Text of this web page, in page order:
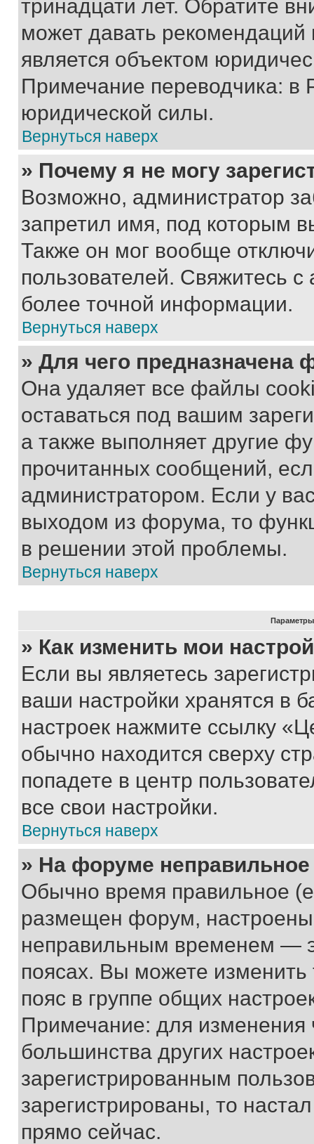
тринадцати лет. Обратите
может давать
является объектом
Примечание переводчика: в
юридической силы.
Вернуться наверх
» Почему я не могу
Возможно, администратор
запретил имя, под которым
Также он мог вообще
пользователей. Свяжитесь
более точной информации.
Вернуться наверх
» Для чего предназначена
Она удаляет все файлы
оставаться под вашим
а также выполняет другие
прочитанных сообщений,
администратором. Если у
выходом из форума, то
в решении этой проблемы.
Вернуться наверх
Параметры
» Как изменить мои
Если вы являетесь
ваши настройки хранятся в
настроек нажмите ссылку
обычно находится сверху
попадете в центр
все свои настройки.
Вернуться наверх
» На форуме
Обычно время правильное
размещен форум, настроены
неправильным временем —
поясах. Вы можете изменить
пояс в группе общих
Примечание: для изменения
большинства других
зарегистрированным
зарегистрированы, то
прямо сейчас.